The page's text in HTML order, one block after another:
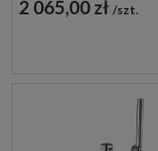
ZŁOTO
2 065,00 zł szt.